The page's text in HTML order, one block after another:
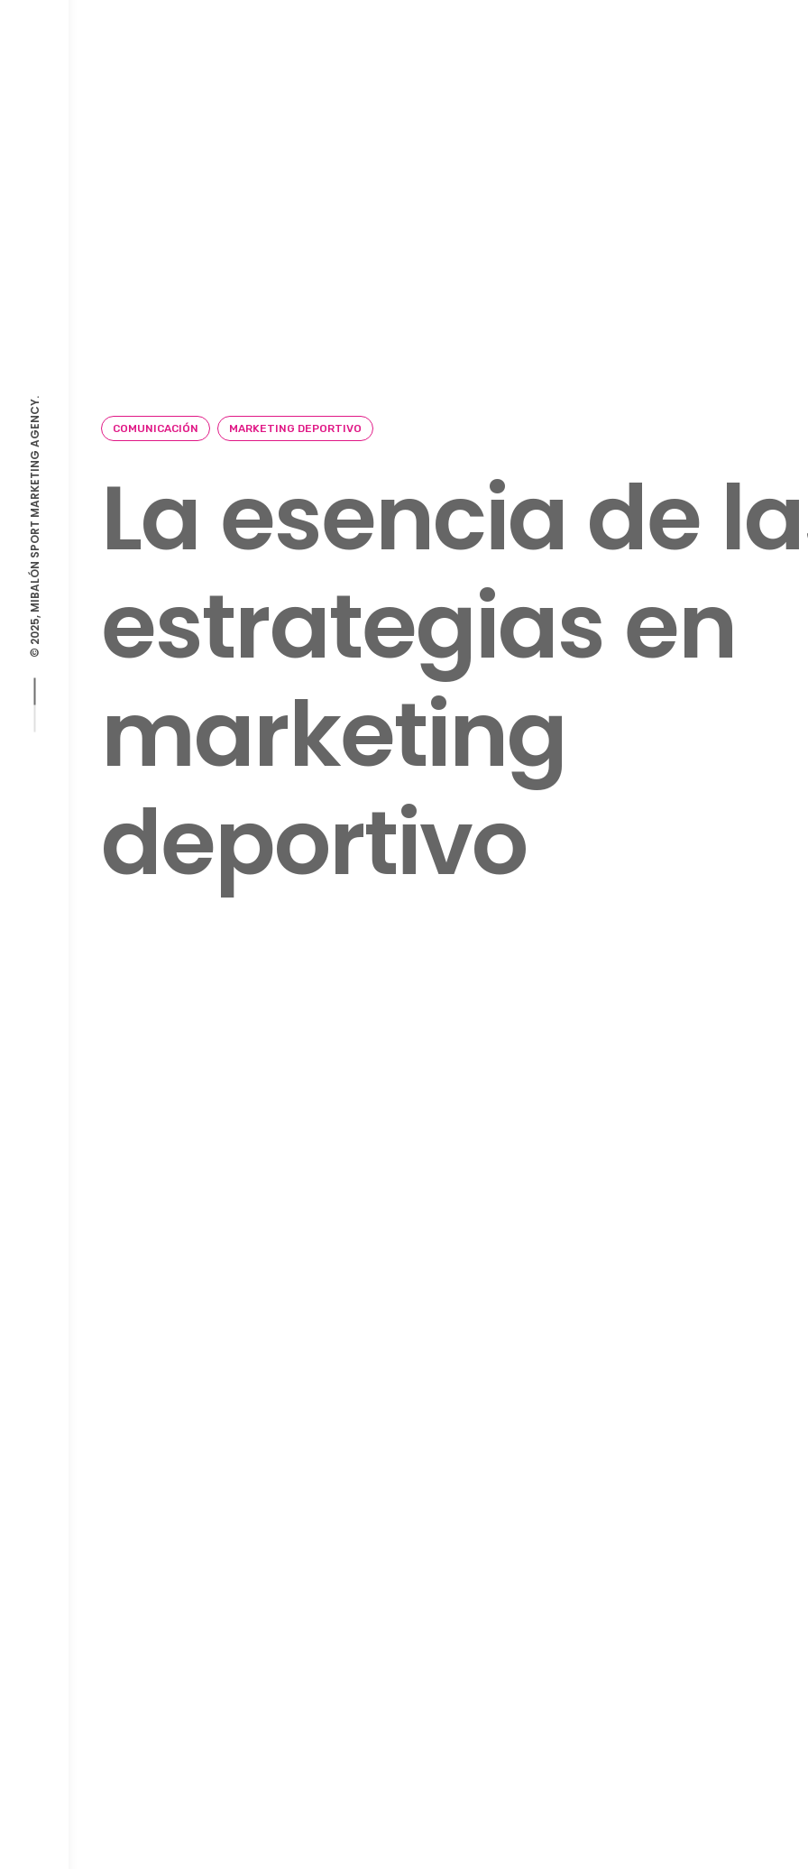
© 2025, MIBALÓN SPORT MARKETING AGENCY. COMUNICACIÓN MARKETING DEPORTIVO
La esencia de
estrategias en
marketing
deportivo